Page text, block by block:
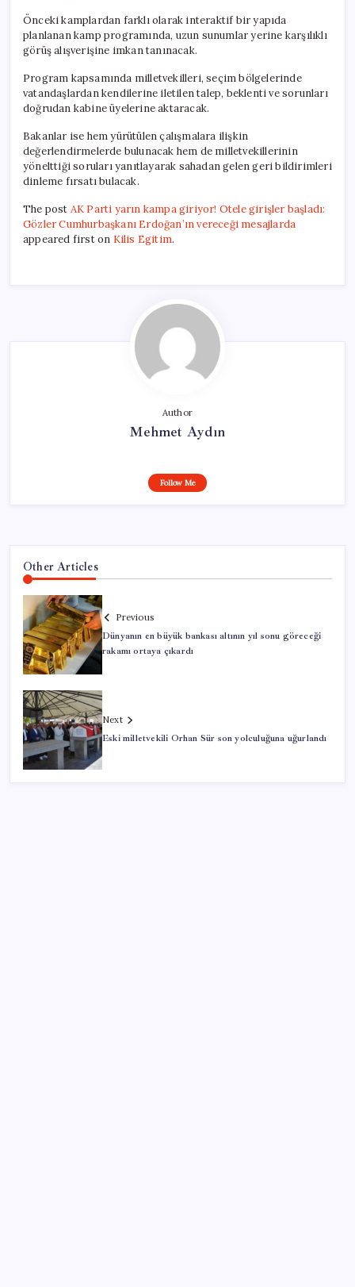
Önceki kamplardan farklı olarak interaktif bir yapıda
planlanan kamp programında, uzun sunumlar yerine karşılıklı
görüş alışverişine imkan tanınacak.
Program kapsamında milletvekilleri, seçim bölgelerinde
vatandaşlardan kendilerine iletilen talep, beklenti ve sorunları
doğrudan kabine üyelerine aktaracak.
Bakanlar ise hem yürütülen çalışmalara ilişkin
değerlendirmelerde bulunacak hem de milletvekillerinin
yönelttiği soruları yanıtlayarak sahadan gelen geri bildirimleri
dinleme fırsatı bulacak.
The post AK Parti yarın kampa giriyor! Otele girişler başladı:
Gözler Cumhurbaşkanı Erdoğan’ın vereceği mesajlarda
appeared first on Kilis Egitim.
Author
Mehmet Aydın
Follow Me
Other Articles
Previous
Dünyanın en büyük bankası altının yıl sonu göreceği
rakamı ortaya çıkardı
Next
Eski milletvekili Orhan Sür son yolculuğuna uğurlandı